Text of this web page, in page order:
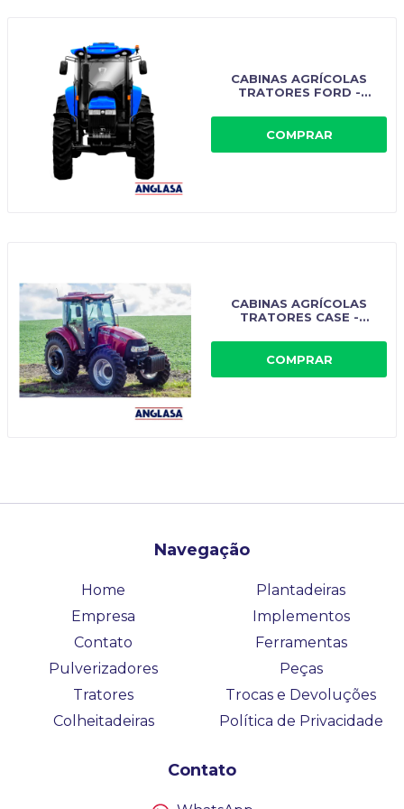
CABINAS AGRÍCOLAS
TRATORES FORD -
COMPRAR
CABINAS AGRÍCOLAS
TRATORES CASE -
COMPRAR
Navegação
Home
Empresa
Contato
Pulverizadores
Tratores
Colheitadeiras
Plantadeiras
Implementos
Ferramentas
Peças
Trocas e Devoluções
Política de Privacidade
Contato